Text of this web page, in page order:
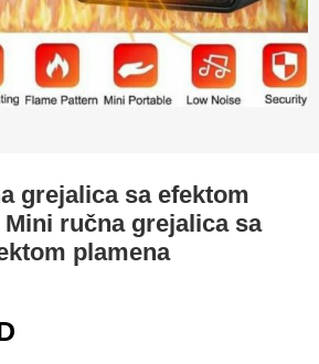
grejalica sa efektom
Mini ručna grejalica sa
plamena